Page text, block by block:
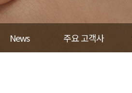
News 주요 고객사